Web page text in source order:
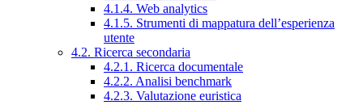
4.1.4. Web analytics
4.1.5. Strumenti di mappatura dell’esperienza
utente
4.2. Ricerca secondaria
4.2.1. Ricerca documentale
4.2.2. Analisi benchmark
4.2.3. Valutazione euristica